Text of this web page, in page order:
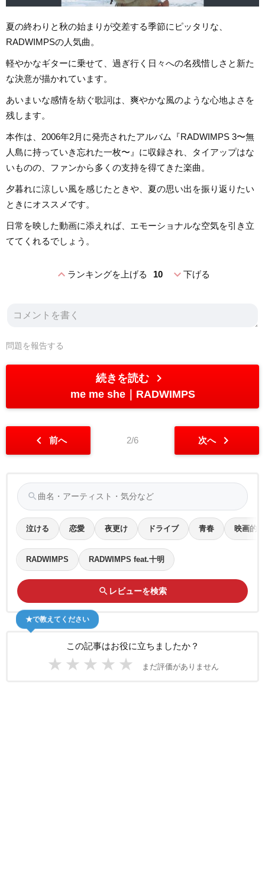
夏の終わりと秋の始まりが交差する季節にピッタリな、
RADWIMPSの人気曲。
軽やかなギターに乗せて、過ぎ行く日々への名残惜しさと新た
な決意が描かれています。
あいまいな感情を紡ぐ歌詞は、爽やかな風のような心地よさを
残します。
本作は、2006年2月に発売されたアルバム『RADWIMPS 3〜無
人島に持っていき忘れた一枚〜』に収録され、タイアップはな
いものの、ファンから多くの支持を得てきた楽曲。
夕暮れに涼しい風を感じたときや、夏の思い出を振り返りたい
ときにオススメです。
日常を映した動画に添えれば、エモーショナルな空気を引き立
ててくれるでしょう。
expand_lessランキングを上げる 10 expand_more下げる
問題を報告する
続きを読む chevron_right
me me she RADWIMPS
chevron_left 前へ 2/6 次へ chevron_right
search
泣ける 恋愛 夜更け ドライブ 青春 映画的
RADWIMPS RADWIMPS feat.十明
search レビューを検索
この記事はお役に立ちましたか？
★ ★ ★ ★ ★ まだ評価がありません
★で教えてください